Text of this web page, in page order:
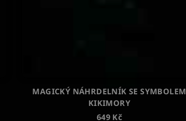
MAGICKÝ NÁHRDELNÍK SE SYMBOLEM
KIKIMORY
649 Kč